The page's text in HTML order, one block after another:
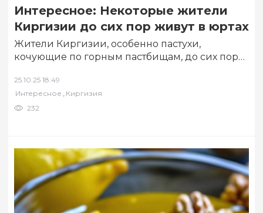
Интересное: Некоторые жители
Киргизии до сих пор живут в юртах
Жители Киргизии, особенно пастухи,
кочующие по горным пастбищам, до сих пор
кочевых народов….
25.10.25 18:49
Интересное , Киргизия
232